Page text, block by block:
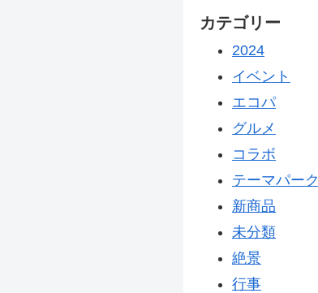
カテゴリー
2024
イベント
エコパ
グルメ
コラボ
テーマパーク
新商品
未分類
絶景
行事